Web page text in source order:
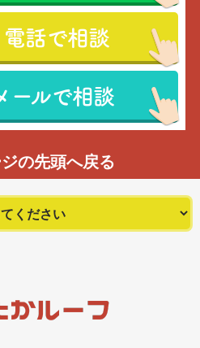
電話で相談
ールで相談
の先頭へ戻る